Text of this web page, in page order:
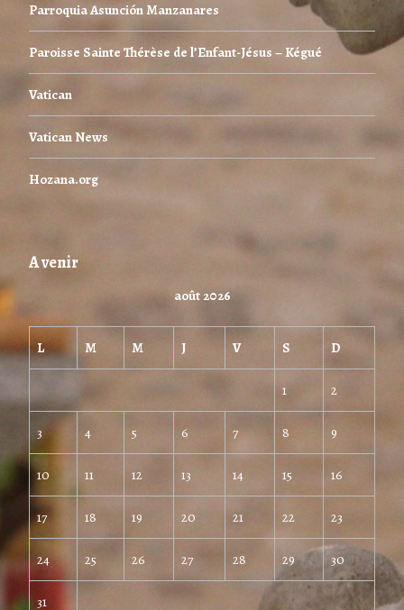
Parroquia Asunción Manzanares
Paroisse Sainte Thérèse de l’Enfant-Jésus – Kégué
Vatican
Vatican News
Hozana.org
A venir
août 2026
L M M J V S D
1 2
3 4 5 6 7 8 9
10 11 12 13 14 15 16
17 18 19 20 21 22 23
24 25 26 27 28 29 30
31